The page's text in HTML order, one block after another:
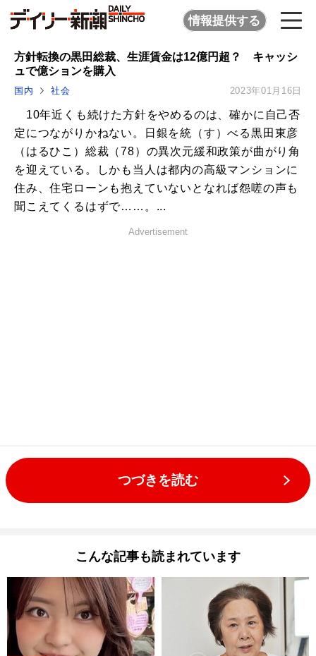
情報提供する
方針転換の黒田総裁、生涯賃金は12億円超？ キャッシ
ュで億ションを購入
国内 社会 2023年01月16日
10年近くも続けた方針をやめるのは、確かに自己否
定につながりかねない。日銀を統（す）べる黒田東彦
（はるひこ）総裁（78）の異次元緩和政策が曲がり角
を迎えている。しかも当人は都内の高級マンションに
住み、住宅ローンも抱えていないとなれば怨嗟の声も
聞こえてくるはずで……。...
Advertisement
つづきを読む
こんな記事も読まれています